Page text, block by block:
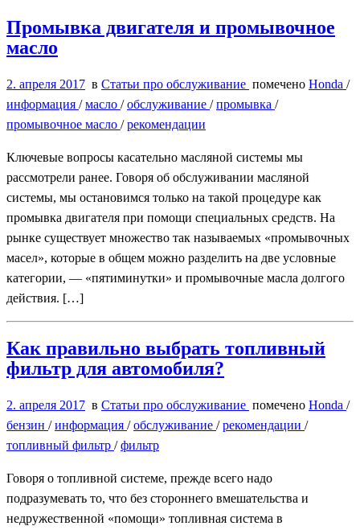
Промывка двигателя и промывочное
масло
2. апреля 2017 в Статьи про обслуживание помечено Honda /
информация /масло /обслуживание /промывка /
промывочное масло /рекомендации
Ключевые вопросы касательно масляной системы мы
рассмотрели ранее. Говоря об обслуживании масляной
системы, мы остановимся только на такой процедуре как
промывка двигателя при помощи специальных средств. На
рынке существует множество так называемых «промывочных
масел», которые в общем можно разделить на две условные
категории, — «пятиминутки» и промывочные масла долгого
действия. […]
Как правильно выбрать топливный
фильтр для автомобиля?
2. апреля 2017 в Статьи про обслуживание помечено Honda /
бензин /информация /обслуживание /рекомендации /
топливный фильтр /фильтр
Говоря о топливной системе, прежде всего надо
подразумевать то, что без стороннего вмешательства и
недружественной «помощи» топливная система в